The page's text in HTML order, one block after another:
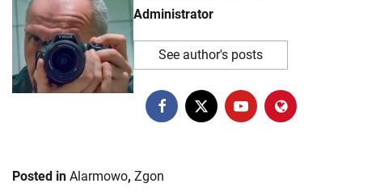
Administrator
See author's posts
Posted in Alarmowo, Zgon